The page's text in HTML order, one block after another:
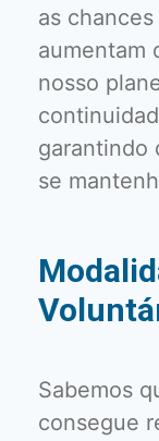
as
aumentam
nosso
garantindo
se
Sabemos
consegue